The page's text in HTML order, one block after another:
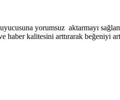
yorumsuz aktarmayı
kalitesini arttırarak beğeniyi